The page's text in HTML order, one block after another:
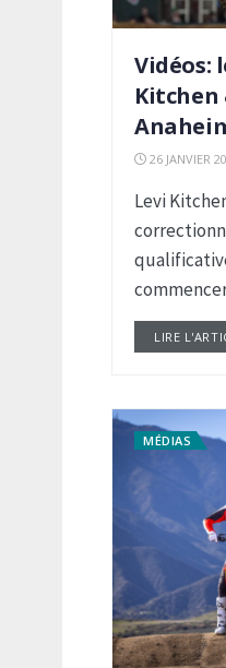
Vidéos:
Kitchen
26 JANVIER
Levi
LIRE
MÉDIAS